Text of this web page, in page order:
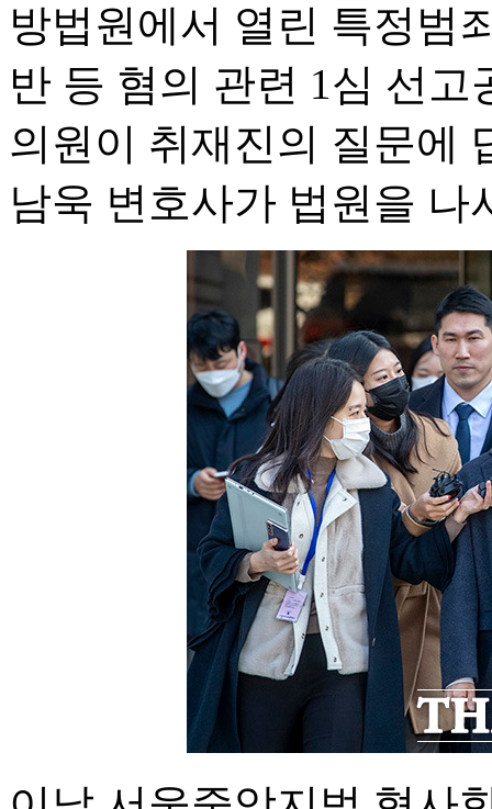
방법원에서 열린 특정범
반 등 혐의 관련 1심 선
의원이 취재진의 질문에
남욱 변호사가 법원을 나